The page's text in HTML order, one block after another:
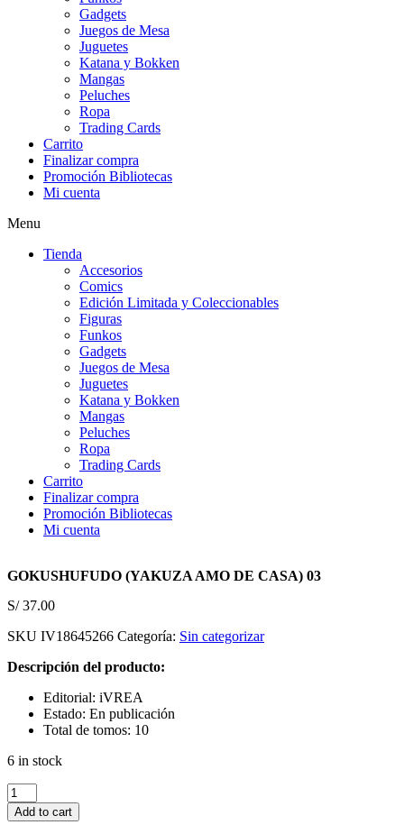
Gadgets
Juegos de Mesa
Juguetes
Katana y Bokken
Mangas
Peluches
Ropa
Trading Cards
Carrito
Finalizar compra
Promoción Bibliotecas
Mi cuenta
Menu
Tienda
Accesorios
Comics
Edición Limitada y Coleccionables
Figuras
Funkos
Gadgets
Juegos de Mesa
Juguetes
Katana y Bokken
Mangas
Peluches
Ropa
Trading Cards
Carrito
Finalizar compra
Promoción Bibliotecas
Mi cuenta
GOKUSHUFUDO (YAKUZA AMO DE CASA) 03
S/37.00
SKU IV18645266 Categoría: Sin categorizar
Descripción del producto:
Editorial: iVREA
Estado: En publicación
Total de tomos: 10
6 in stock
GOKUSHUFUDO
(YAKUZA
AMO
Add to cart